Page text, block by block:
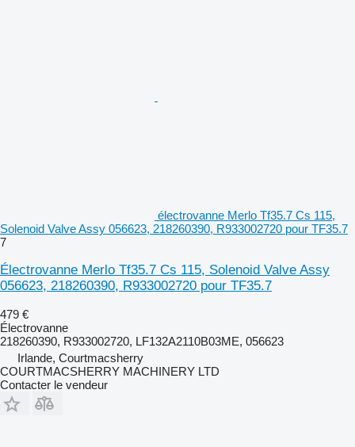
électrovanne Merlo Tf35.7 Cs 115,
Solenoid Valve Assy 056623, 218260390, R933002720 pour TF35.7
7
Électrovanne Merlo Tf35.7 Cs 115, Solenoid Valve Assy
056623, 218260390, R933002720 pour TF35.7
479 €
Électrovanne
218260390, R933002720, LF132A2110B03ME, 056623
Irlande, Courtmacsherry
COURTMACSHERRY MACHINERY LTD
Contacter le vendeur